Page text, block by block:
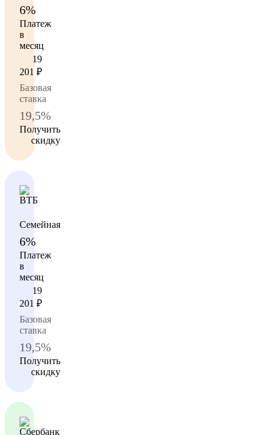
6%
Платеж
в
месяц
19
201 ₽
Базовая
ставка
19,5%
Получить
скидку
Семейная
6%
Платеж
в
месяц
19
201 ₽
Базовая
ставка
19,5%
Получить
скидку